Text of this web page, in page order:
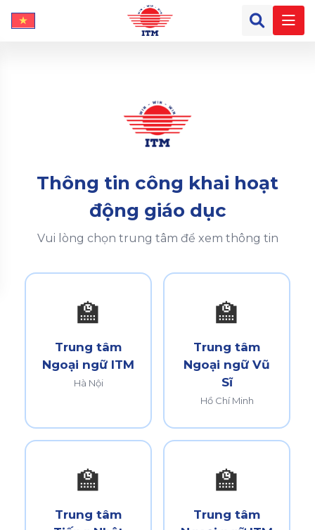
Thông tin công khai hoạt
động giáo dục
Vui lòng chọn trung tâm để xem thông tin
🏫
Trung tâm
Ngoại ngữ ITM
Hà Nội
🏫
Trung tâm
Ngoại ngữ Vũ
Sĩ
Hồ Chí Minh
🏫
Trung tâm
🏫
Trung tâm